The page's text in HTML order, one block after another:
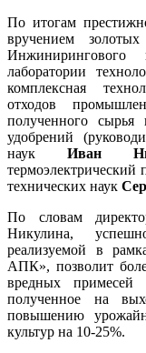
По итогам
вручением
Инжинирингового
лаборатории
комплексная
отходов
полученного сырья
удобрений
наук Иван
термоэлектрический
технических наук
По словам
Никулина,
реализуемой в
АПК», позволит
вредных примесей
полученное на
повышению
культур на 10-25%.